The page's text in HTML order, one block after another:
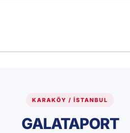
KARAKÖY / İSTANBUL
GALATAPORT